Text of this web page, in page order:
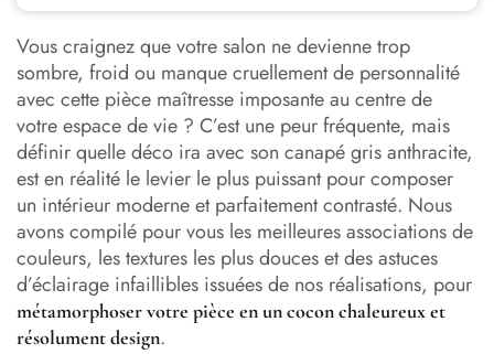
Quelles couleurs pour réveiller votre canapé gris
anthracite ?
Quel style adopter autour de votre pièce maîtresse
L’art du textile pour transformer votre canapé
Le choix des matières pour créer du contraste et du relief
Stratégie lumière : comment éviter l’effet sombre
Les finitions : les détails qui signent votre décor
Vous craignez que votre salon ne devienne trop
sombre, froid ou manque cruellement de personnalité
avec cette pièce maîtresse imposante au centre de
votre espace de vie ? C’est une peur fréquente, mais
définir quelle déco ira avec son canapé gris anthracite,
est en réalité le levier le plus puissant pour composer
un intérieur moderne et parfaitement contrasté. Nous
avons compilé pour vous les meilleures associations de
couleurs, les textures les plus douces et des astuces
d’éclairage infaillibles issuées de nos réalisations, pour
métamorphoser votre pièce en un cocon chaleureux et
résolument design.